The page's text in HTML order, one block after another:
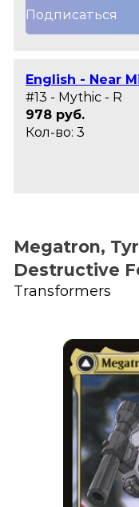
Подписаться
English - Near
#13 - Mythic - R
978 руб.
Кол-во: 3
Megatron,
Destructive
Transformers